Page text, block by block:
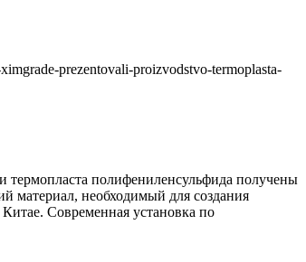
prezentovali-proizvodstvo-termoplasta-
полифениленсульфида получены
материал, необходимый для создания
Современная установка по